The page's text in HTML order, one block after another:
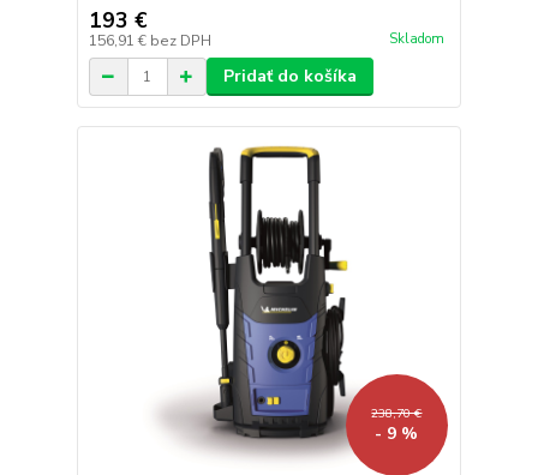
193 €
156,91 € bez DPH Skladom
Pridať do košíka
238,70 €
- 9 %